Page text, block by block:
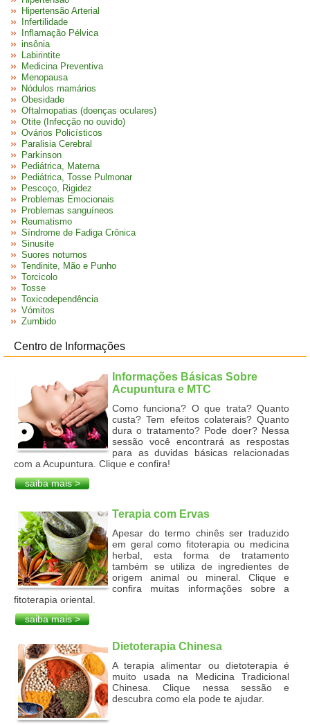
Hipertensão Arterial
Infertilidade
Inflamação Pélvica
insônia
Labirintite
Medicina Preventiva
Menopausa
Nódulos mamários
Obesidade
Oftalmopatias (doenças oculares)
Otite (Infecção no ouvido)
Ovários Policísticos
Paralisia Cerebral
Parkinson
Pediátrica, Materna
Pediátrica, Tosse Pulmonar
Pescoço, Rigidez
Problemas Emocionais
Problemas sanguíneos
Reumatismo
Síndrome de Fadiga Crônica
Sinusite
Suores noturnos
Tendinite, Mão e Punho
Torcicolo
Tosse
Toxicodependência
Vómitos
Zumbido
Centro de Informações
Informações Básicas Sobre
Acupuntura e MTC
Como funciona? O que trata? Quanto
custa? Tem efeitos colaterais? Quanto
dura o tratamento? Pode doer? Nessa
sessão você encontrará as respostas
para as duvidas básicas relacionadas
com a Acupuntura. Clique e confira!
saiba mais >
Terapia com Ervas
Apesar do termo chinês ser traduzido
em geral como fitoterapia ou medicina
herbal, esta forma de tratamento
também se utiliza de ingredientes de
origem animal ou mineral. Clique e
confira muitas informações sobre a
fitoterapia oriental.
saiba mais >
Dietoterapia Chinesa
A terapia alimentar ou dietoterapia é
muito usada na Medicina Tradicional
Chinesa. Clique nessa sessão e
descubra como ela pode te ajudar.